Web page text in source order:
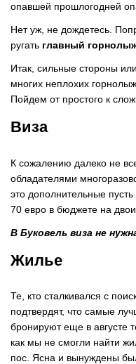
опавшей прошлогодней
Нет уж, не дождетесь.
ругать главный
Итак, сильные стороны
многих неплохих
Пойдем от простого к
Виза
К сожалению далеко не
обладателями
это дополнительные
70 евро в бюджете на
В Буковель виза не
Жилье
Те, кто сталкивался с
подтвердят, что самые
бронируют еще в августе
как мы не смогли найти
пос. Ясна и вынуждены